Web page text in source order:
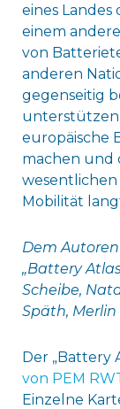
eines
einem
von
anderen
gegenseitig
europäische
machen und
Mobilität
Dem
„Battery
Scheibe,
Späth,
Der „Battery
von PEM
Einzelne